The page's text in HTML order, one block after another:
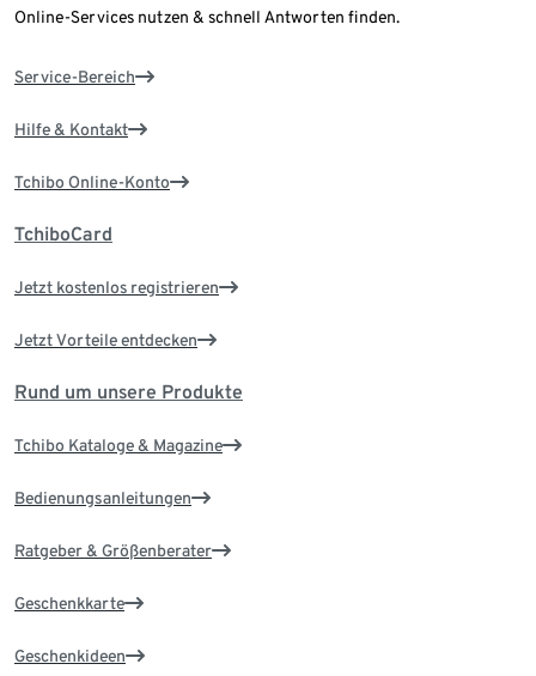
Online-Services nutzen & schnell Antworten finden.
Service-Bereich
Hilfe & Kontakt
Tchibo Online-Konto
TchiboCard
Jetzt kostenlos registrieren
Jetzt Vorteile entdecken
Rund um unsere Produkte
Tchibo Kataloge & Magazine
Bedienungsanleitungen
Ratgeber & Größenberater
Geschenkkarte
Geschenkideen